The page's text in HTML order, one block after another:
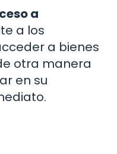
a
a los
a bienes
otra manera
en su